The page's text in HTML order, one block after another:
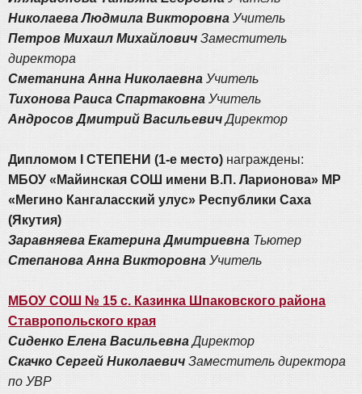
Николаева Людмила Викторовна Учитель
Петров Михаил Михайлович Заместитель
директора
Сметанина Анна Николаевна Учитель
Тихонова Раиса Спартаковна Учитель
Андросов Дмитрий ВасильевичДиректор
Дипломом I СТЕПЕНИ (1-е место) награждены:
МБОУ «Майинская СОШ имени В.П. Ларионова» МР
«Мегино Кангаласский улус» Республики Саха
(Якутия)
Заравняева Екатерина Дмитриевна Тьютер
Степанова Анна Викторовна Учитель
МБОУ СОШ № 15 с. Казинка Шпаковского района
Ставропольского края
Сиденко Елена ВасильевнаДиректор
Скачко Сергей Николаевич Заместитель директора
по УВР